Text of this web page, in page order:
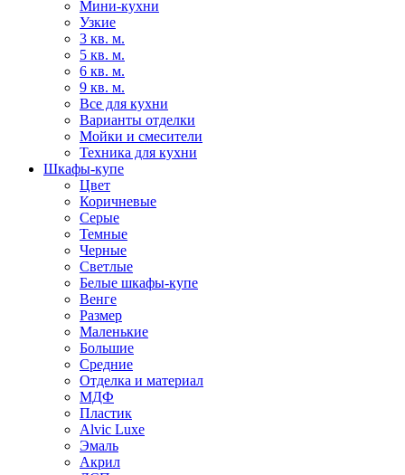
Мини-кухни
Узкие
3 кв. м.
5 кв. м.
6 кв. м.
9 кв. м.
Все для кухни
Варианты отделки
Мойки и смесители
Техника для кухни
Шкафы-купе
Цвет
Коричневые
Серые
Темные
Черные
Светлые
Белые шкафы-купе
Венге
Размер
Маленькие
Большие
Средние
Отделка и материал
МДФ
Пластик
Alvic Luxe
Эмаль
Акрил